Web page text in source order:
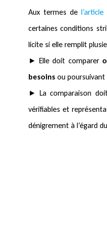
Aux termes de
certaines conditions
licite si elle remplit
► Elle doit comparer
besoins ou poursuivant
► La comparaison
vérifiables et
dénigrement à l’égard